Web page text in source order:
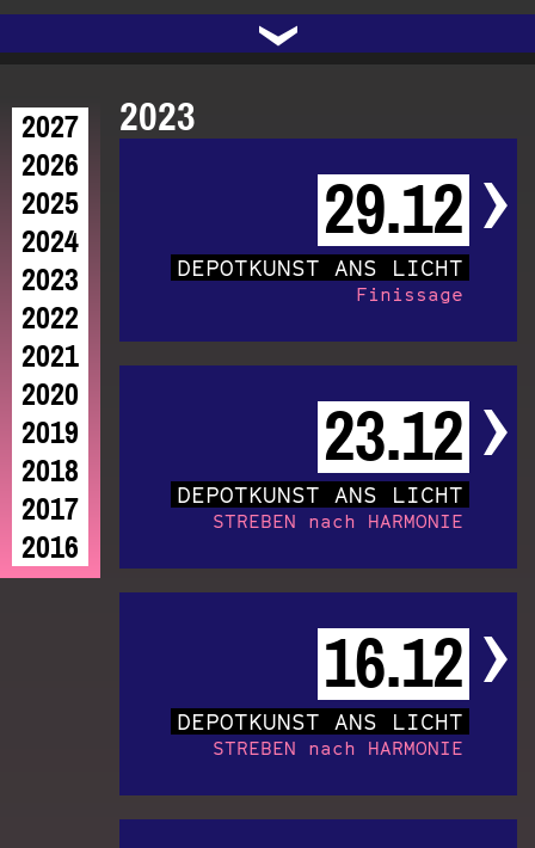
PROGRAMM
ARCHIV
AUDIO|VIDEO
LICHTBLICKE
TRANSIT
OFFENE TÜR
FACEBOOK
INSTAGRAM
KONTAKT
TRAFO
UNTERSTÜTZEN
POLITIK
›
2023
29.12
DEPOTKUNST ANS LICHT
Finissage
23.12
DEPOTKUNST ANS LICHT
STREBEN nach HARMONIE
16.12
DEPOTKUNST ANS LICHT
STREBEN nach HARMONIE
2027
2026
2025
2024
2023
2022
2021
2020
2019
2018
2017
2016